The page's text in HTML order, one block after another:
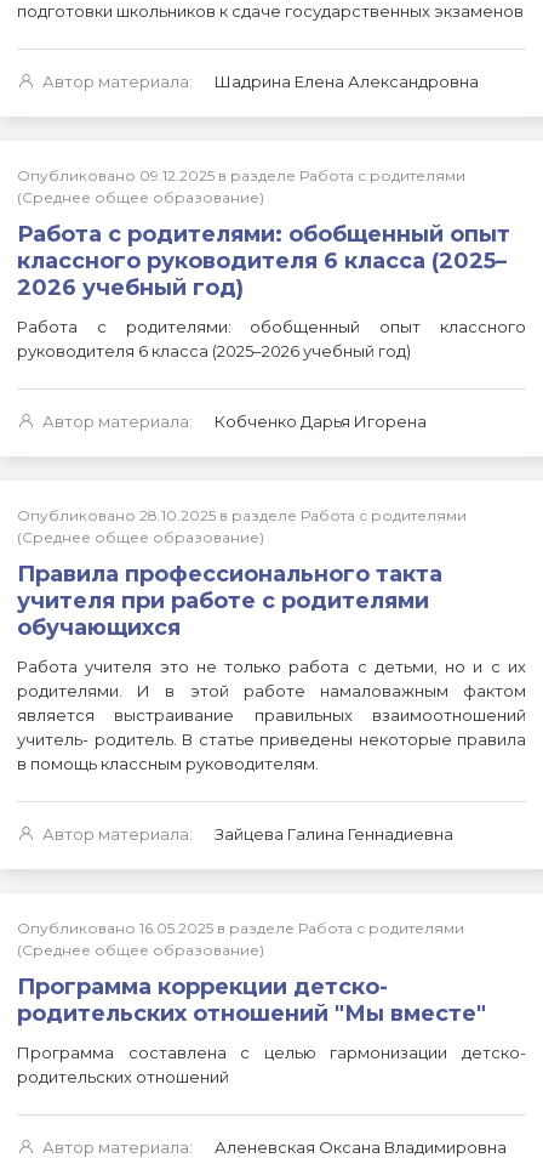
подготовки школьников к сдаче государственных экзаменов
Автор материала: Шадрина Елена Александровна
Опубликовано 09.12.2025 в разделе Работа с родителями
(Среднее общее образование)
Работа с родителями: обобщенный опыт
классного руководителя 6 класса (2025–
2026 учебный год)
Работа с родителями: обобщенный опыт классного
руководителя 6 класса (2025–2026 учебный год)
Автор материала: Кобченко Дарья Игорена
Опубликовано 28.10.2025 в разделе Работа с родителями
(Среднее общее образование)
Правила профессионального такта
учителя при работе с родителями
обучающихся
Работа учителя это не только работа с детьми, но и с их
родителями. И в этой работе намаловажным фактом
является выстраивание правильных взаимоотношений
учитель- родитель. В статье приведены некоторые правила
в помощь классным руководителям.
Автор материала: Зайцева Галина Геннадиевна
Опубликовано 16.05.2025 в разделе Работа с родителями
(Среднее общее образование)
Программа коррекции детско-
родительских отношений "Мы вместе"
Программа составлена с целью гармонизации детско-
родительских отношений
Автор материала: Аленевская Оксана Владимировна